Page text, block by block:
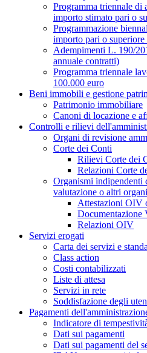
Programma triennale di
importo stimato pari o
Programmazione
importo pari o superiore
Adempimenti L. 190/
annuale contratti)
Programma triennale
100.000 euro
Beni immobili e gestione
Patrimonio immobiliare
Canoni di locazione e
Controlli e rilievi
Organi di revisione
Corte dei Conti
Rilievi Corte dei
Relazioni Corte
Organismi indipendenti
valutazione o altri
Attestazioni OIV
Documentazione
Relazioni OIV
Servizi erogati
Carta dei servizi e
Class action
Costi contabilizzati
Liste di attesa
Servizi in rete
Soddisfazione degli
Pagamenti
Indicatore di
Dati sui pagamenti
Dati sui pagamenti del